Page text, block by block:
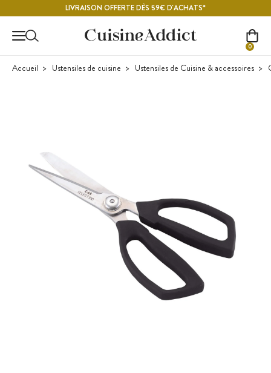
LIVRAISON OFFERTE DÈS 59€ D'ACHATS*
0
Accueil Ustensiles de cuisine Ustensiles de Cuisine & accessoires